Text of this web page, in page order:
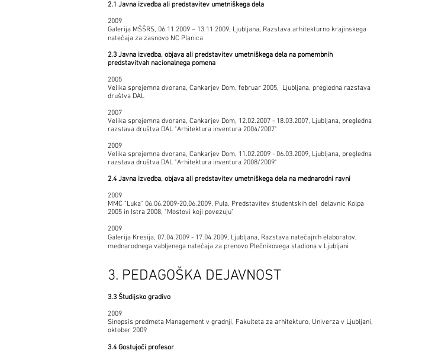
2.1 Javna izvedba ali predstavitev umetniškega dela
2009
Galerija MŠŠRS, 06.11.2009 – 13.11.2009, Ljubljana, Razstava arhitekturno krajinskega
natečaja za zasnovo NC Planica
2.3 Javna izvedba, objava ali predstavitev umetniškega dela na pomembnih
predstavitvah nacionalnega pomena
2005
Velika sprejemna dvorana, Cankarjev Dom, februar 2005, Ljubljana, pregledna razstava
društva DAL
2007
Velika sprejemna dvorana, Cankarjev Dom, 12.02.2007 - 18.03.2007, Ljubljana, pregledna
razstava društva DAL "Arhitektura inventura 2004/2007"
2009
Velika sprejemna dvorana, Cankarjev Dom, 11.02.2009 - 06.03.2009, Ljubljana, pregledna
razstava društva DAL "Arhitektura inventura 2008/2009"
2.4 Javna izvedba, objava ali predstavitev umetniškega dela na mednarodni ravni
2009
MMC "Luka" 06.06.2009-20.06.2009, Pula, Predstavitev študentskih del delavnic Kolpa
2005 in Istra 2008, "Mostovi koji povezuju"
2009
Galerija Kresija, 07.04.2009 - 17.04.2009, Ljubljana, Razstava natečajnih elaboratov,
mednarodnega vabljenega natečaja za prenovo Plečnikovega stadiona v Ljubljani
3. PEDAGOŠKA DEJAVNOST
3.3 Študijsko gradivo
2009
Sinopsis predmeta Management v gradnji, Fakulteta za arhitekturo, Univerza v Ljubljani,
oktober 2009
3.4 Gostujoči profesor